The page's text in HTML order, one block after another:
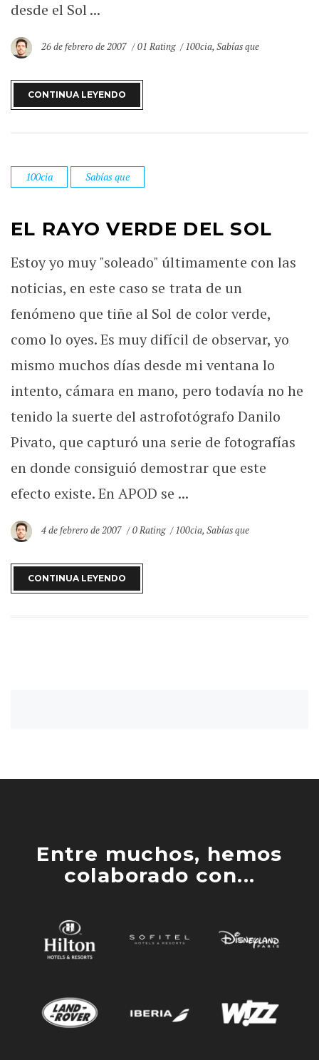
desde el Sol ...
26 de febrero de 2007 01 Rating 100cia,Sabías que
CONTINUA LEYENDO
100cia Sabías que
EL RAYO VERDE DEL SOL
Estoy yo muy "soleado" últimamente con las
noticias, en este caso se trata de un
fenómeno que tiñe al Sol de color verde,
como lo oyes. Es muy difícil de observar, yo
mismo muchos días desde mi ventana lo
intento, cámara en mano, pero todavía no he
tenido la suerte del astrofotógrafo Danilo
Pivato, que capturó una serie de fotografías
en donde consiguió demostrar que este
efecto existe. En APOD se ...
4 de febrero de 2007 0 Rating 100cia,Sabías que
CONTINUA LEYENDO
Entre muchos, hemos
colaborado con...